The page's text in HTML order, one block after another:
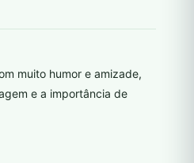
muito humor e amizade,
e a importância de